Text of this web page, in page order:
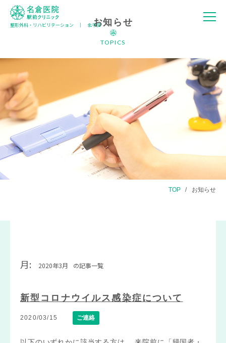
名倉医院 駅
整形外科・リハビリテーション │ 北千住お知らせ
TOPICS
TOP お知らせ
月: 2020年3月 の記事一覧
新型コロナウイルス感染症について
2020/03/15 ご連絡